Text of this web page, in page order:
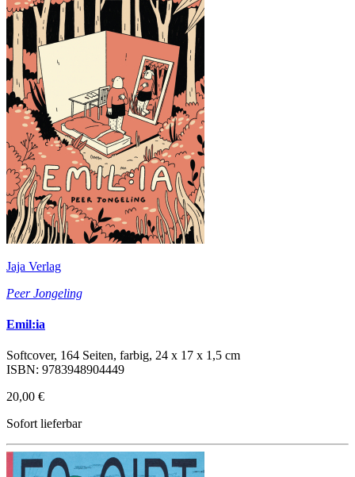
Jaja Verlag
Peer Jongeling
Emil:ia
Softcover, 164 Seiten, farbig, 24 x 17 x 1,5 cm
ISBN: 9783948904449
20,00 €
Sofort lieferbar